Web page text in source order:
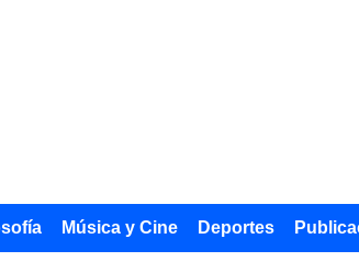
Música y Cine Deportes